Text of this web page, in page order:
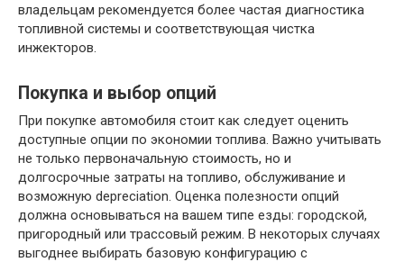
владельцам рекомендуется более частая диагностика
топливной системы и соответствующая чистка
инжекторов.
Покупка и выбор опций
При покупке автомобиля стоит как следует оценить
доступные опции по экономии топлива. Важно учитывать
не только первоначальную стоимость, но и
долгосрочные затраты на топливо, обслуживание и
возможную depreciation. Оценка полезности опций
должна основываться на вашем типе езды: городской,
пригородный или трассовый режим. В некоторых случаях
выгоднее выбирать базовую конфигурацию с